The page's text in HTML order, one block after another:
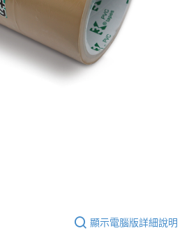
司提供之「AFTEE先享後付」服務完成之交
供個人資料，並將交易相關給付款項請求債
司。
請瀏覽以下網址：
以上)免運費
顯示電腦版詳細說明